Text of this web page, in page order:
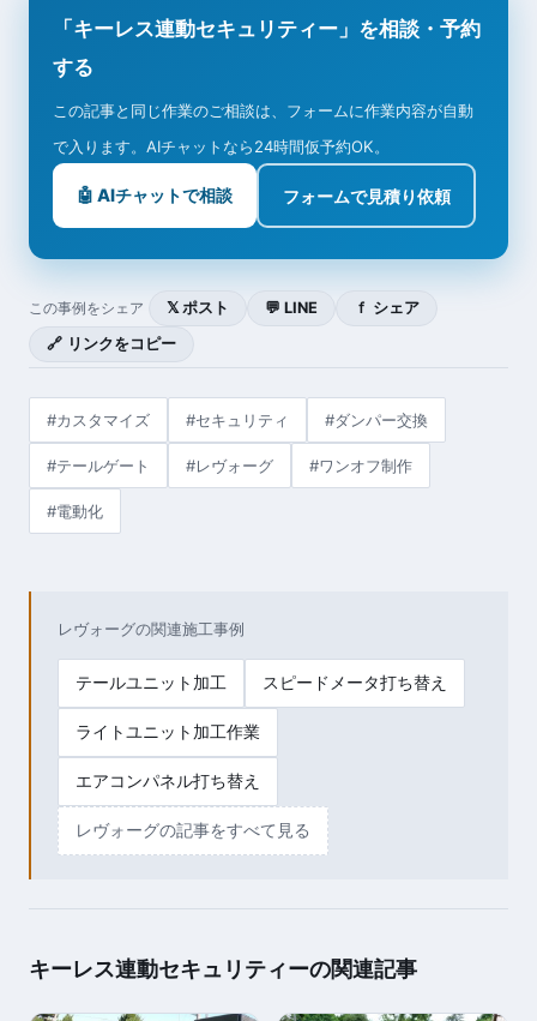
「キーレス連動セキュリティー」を相談・予約
する
この記事と同じ作業のご相談は、フォームに作業内容が自動
で入ります。AIチャットなら24時間仮予約OK。
🤖 AIチャットで相談 フォームで見積り依頼
この事例をシェア 𝕏 ポスト 💬 LINE
ｆ シェア
🔗 リンクをコピー
#カスタマイズ #セキュリティ #ダンパー交換
#テールゲート #レヴォーグ #ワンオフ制作
#電動化
レヴォーグの関連施工事例
テールユニット加工 スピードメータ打ち替え
ライトユニット加工作業
エアコンパネル打ち替え
レヴォーグの記事をすべて見る
キーレス連動セキュリティーの関連記事